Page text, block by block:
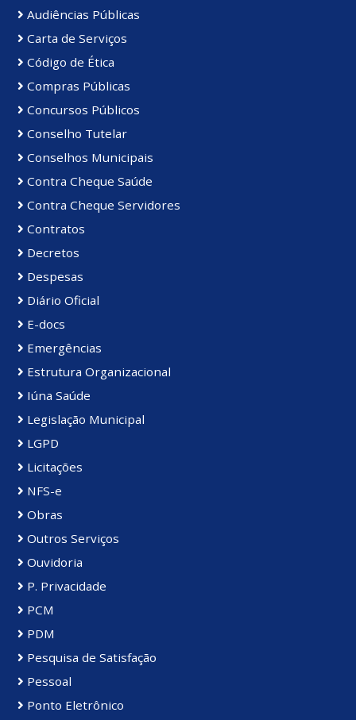
Audiências Públicas
Carta de Serviços
Código de Ética
Compras Públicas
Concursos Públicos
Conselho Tutelar
Conselhos Municipais
Contra Cheque Saúde
Contra Cheque Servidores
Contratos
Decretos
Despesas
Diário Oficial
E-docs
Emergências
Estrutura Organizacional
Iúna Saúde
Legislação Municipal
LGPD
Licitações
NFS-e
Obras
Outros Serviços
Ouvidoria
P. Privacidade
PCM
PDM
Pesquisa de Satisfação
Pessoal
Ponto Eletrônico